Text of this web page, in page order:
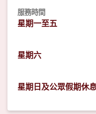
服務時間
星期一至五
星期六
星期日及公眾假期休